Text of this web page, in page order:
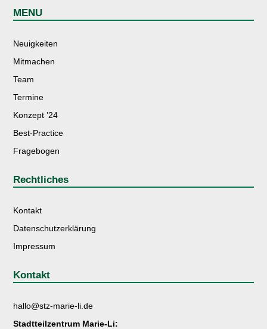
MENU
Neuigkeiten
Mitmachen
Team
Termine
Konzept ’24
Best-Practice
Fragebogen
Rechtliches
Kontakt
Datenschutzerklärung
Impressum
Kontakt
hallo@stz-marie-li.de
Stadtteilzentrum Marie-Li: